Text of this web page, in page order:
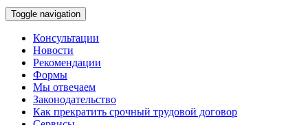
Toggle navigation
Консультации
Новости
Рекомендации
Формы
Мы отвечаем
Законодательство
Как прекратить срочный трудовой договор